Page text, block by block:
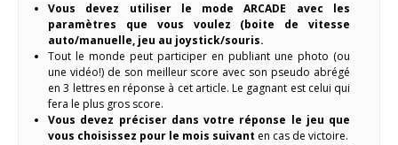
Vous devez utiliser le mode ARCADE avec les
paramètres que vous voulez (boite de vitesse
auto/manuelle, jeu au joystick/souris.
Tout le monde peut participer en publiant une photo (ou
une vidéo!) de son meilleur score avec son pseudo abrégé
en 3 lettres en réponse à cet article. Le gagnant est celui qui
fera le plus gros score.
Vous devez préciser dans votre réponse le jeu que
vous choisissez pour le mois suivant en cas de victoire.